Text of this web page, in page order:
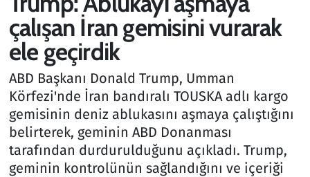
çalışan İran gemisini vurarak
ele geçirdik
ABD Başkanı Donald Trump, Umman
Körfezi'nde İran bandıralı TOUSKA adlı kargo
gemisinin deniz ablukasını aşmaya çalıştığını
belirterek, geminin ABD Donanması
tarafından durdurulduğunu açıkladı. Trump,
geminin kontrolünün sağlandığını ve içeriği
Kültür Sanat
Kurumsal Haberler
Lezzet Durağı
Memur ve Kamu
Otomobil